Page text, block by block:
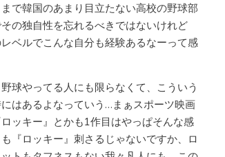
で韓国のあまり目立たない高校の野球部
の独自性を忘れるべきではないけれど
ベルでこんな自分も経験あるなーって感
球やってる人にも限らなくて、こういう
はあるよなっていう…まぁスポーツ映画
ッキー』とかも1作目はやっぱそんな感
『ロッキー』刺さるじゃないですか、ロ